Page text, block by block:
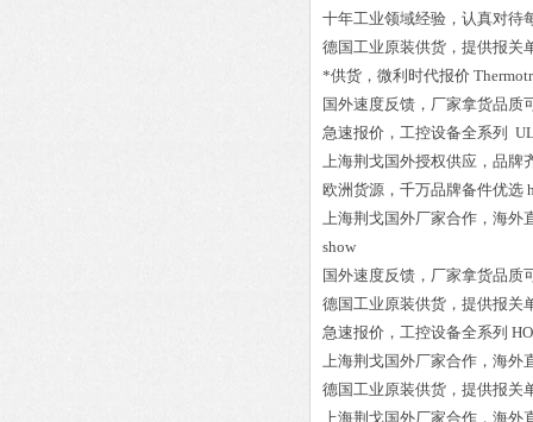
十年工业领域经验，认真对待
德国工业原装供货，提供报关
*供货，微利时代报价
国外速度反馈，厂家拿货品质
急速报价，工控设备全系列
上海荆戈国外授权供应，品牌
欧洲货源，千万品牌备件优选
上海荆戈国外厂家合作，海外
show
国外速度反馈，厂家拿货品质
德国工业原装供货，提供报关
急速报价，工控设备全系列
上海荆戈国外厂家合作，海外
德国工业原装供货，提供报关
上海荆戈国外厂家合作，海外